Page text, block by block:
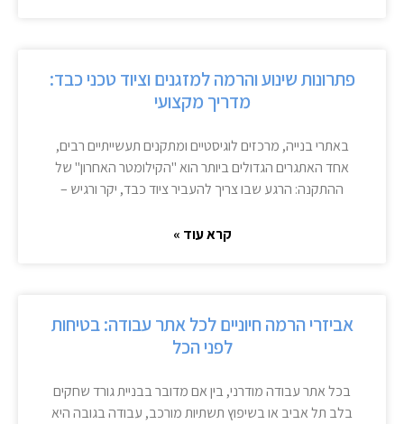
פתרונות שינוע והרמה למזגנים וציוד טכני כבד:
מדריך מקצועי
באתרי בנייה, מרכזים לוגיסטיים ומתקנים תעשייתיים רבים,
אחד האתגרים הגדולים ביותר הוא "הקילומטר האחרון" של
ההתקנה: הרגע שבו צריך להעביר ציוד כבד, יקר ורגיש –
קרא עוד »
אביזרי הרמה חיוניים לכל אתר עבודה: בטיחות
לפני הכל
בכל אתר עבודה מודרני, בין אם מדובר בבניית גורד שחקים
בלב תל אביב או בשיפוץ תשתיות מורכב, עבודה בגובה היא